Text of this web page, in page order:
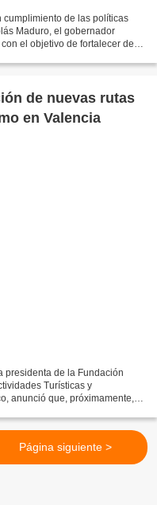
cumplimiento de las políticas
Maduro, el gobernador
el objetivo de fortalecer de
de nuevas rutas
en Valencia
presidenta de la Fundación
Turísticas y
anunció que, próximamente,
Página siguiente >